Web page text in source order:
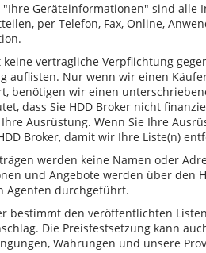
"Ihre Geräteinformationen" sind alle
per Telefon, Fax, Online,
keine vertragliche Verpflichtung
auflisten. Nur wenn wir einen
benötigen wir einen
dass Sie HDD Broker nicht
Ausrüstung. Wenn Sie Ihre
Broker, damit wir Ihre Liste(n)
werden keine Namen oder
und Angebote werden über den
Agenten durchgeführt.
bestimmt den veröffentlichten
Die Preisfestsetzung kann
Währungen und unsere